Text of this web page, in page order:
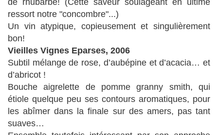
de rhubarbe! (Cette saveur soulageant en ultime
ressort notre "concombre"...)
Un vin atypique, copieusement et singulièrement
bon!
Vieilles Vignes Eparses, 2006
Subtil mélange de rose, d’aubépine et d’acacia… et
d’abricot !
Bouche aigrelette de pomme granny smith, qui
étiole quelque peu ses contours aromatiques, pour
les abîmer dans la finale sur des amers, pas tant
suaves…